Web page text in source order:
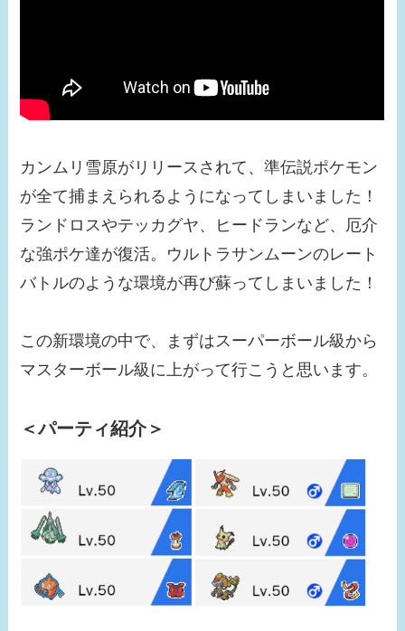
カンムリ雪原がリリースされて、準伝説ポケモン
が全て捕まえられるようになってしまいました！
ランドロスやテッカグヤ、ヒードランなど、厄介
な強ポケ達が復活。ウルトラサンムーンのレート
バトルのような環境が再び蘇ってしまいました！
この新環境の中で、まずはスーパーボール級から
マスターボール級に上がって行こうと思います。
＜パーティ紹介＞